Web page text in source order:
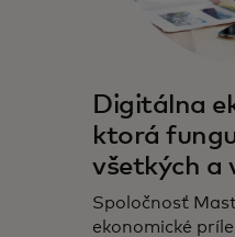
Digitálna
ktorá
všetkých a
Spoločnosť
ekonomické